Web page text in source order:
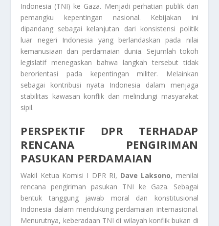
Indonesia (TNI) ke Gaza. Menjadi perhatian publik dan
pemangku kepentingan nasional. Kebijakan ini
dipandang sebagai kelanjutan dari konsistensi politik
luar negeri Indonesia yang berlandaskan pada nilai
kemanusiaan dan perdamaian dunia. Sejumlah tokoh
legislatif menegaskan bahwa langkah tersebut tidak
berorientasi pada kepentingan militer. Melainkan
sebagai kontribusi nyata Indonesia dalam menjaga
stabilitas kawasan konflik dan melindungi masyarakat
sipil.
PERSPEKTIF DPR TERHADAP
RENCANA PENGIRIMAN
PASUKAN PERDAMAIAN
Wakil Ketua Komisi I DPR RI, Dave Laksono, menilai
rencana pengiriman pasukan TNI ke Gaza. Sebagai
bentuk tanggung jawab moral dan konstitusional
Indonesia dalam mendukung perdamaian internasional.
Menurutnya, keberadaan TNI di wilayah konflik bukan di